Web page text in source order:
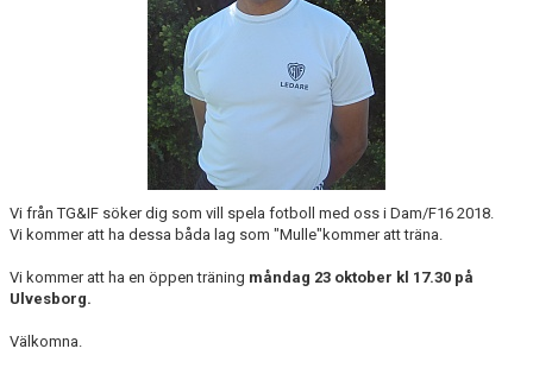
CUPER ARBETSBESKRIVNING
Vi från TG&IF söker dig som vill spela fotboll med oss i Dam/F16 2018.
Vi kommer att ha dessa båda lag som "Mulle"kommer att träna.
Vi kommer att ha en öppen träning måndag 23 oktober kl 17.30 på
Ulvesborg.
Välkomna.